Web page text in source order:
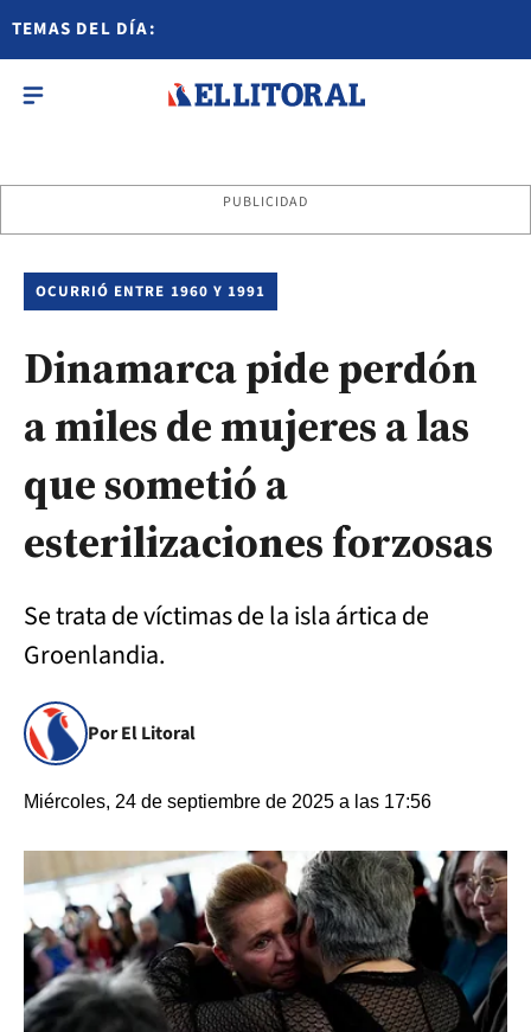
TEMAS DEL DÍA:
PUBLICIDAD
OCURRIÓ ENTRE 1960 Y 1991
Dinamarca pide perdón
a miles de mujeres a las
que sometió a
esterilizaciones forzosas
Se trata de víctimas de la isla ártica de
Groenlandia.
Por El Litoral
Miércoles, 24 de septiembre de 2025 a las 17:56